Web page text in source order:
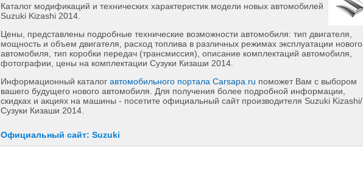
Каталог модификаций и технических характеристик модели новых автомобилей
Suzuki Kizashi 2014.
Цены, представлены подробные технические возможности автомобиля: тип двигателя,
мощность и объем двигателя, расход топлива в различных режимах эксплуатации нового
автомобиля, тип коробки передач (трансмиссия), описание комплектаций автомобиля,
фотографии, цены на комплектации Сузуки Кизаши 2014.
Информационный каталог автомобильного портала Carsapa.ru поможет Вам с выбором
вашего будущего нового автомобиля. Для получения более подробной информации,
скидках и акциях на машины - посетите официальный сайт производителя Suzuki Kizashi/
Сузуки Кизаши 2014.
Официальный сайт: Suzuki